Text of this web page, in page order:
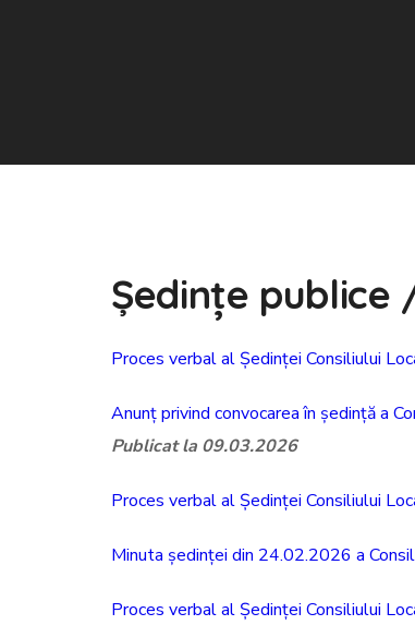
Ședințe
Proces verbal al Ședinței Consiliului
Anunț privind convocarea în ședință a
Publicat la 09.03.2026
Proces verbal al Ședinței Consiliului
Minuta ședinței din 24.02.2026 a
Proces verbal al Ședinței Consiliului